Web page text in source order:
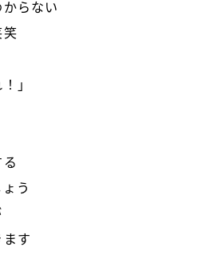
らない
笑
」
う
す